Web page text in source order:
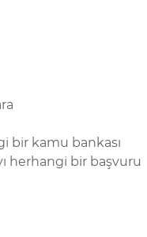
bir kamu bankası
herhangi bir başvuru